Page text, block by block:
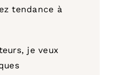
tendance à
je veux